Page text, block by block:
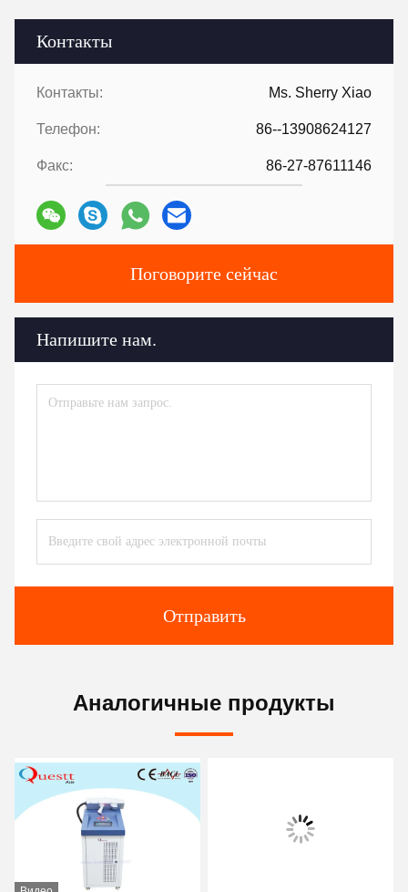
Контакты
Контакты: Ms. Sherry Xiao
Телефон: 86--13908624127
Факс: 86-27-87611146
Поговорите сейчас
Напишите нам.
Отправить
Аналогичные продукты